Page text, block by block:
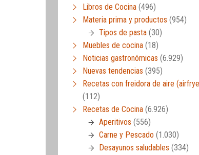
Libros de Cocina (496)
Materia prima y productos (954)
Tipos de pasta (30)
Muebles de cocina (18)
Noticias gastronómicas (6.929)
Nuevas tendencias (395)
Recetas con freidora de aire
(112)
Recetas de Cocina (6.926)
Aperitivos (556)
Carne y Pescado (1.030)
Desayunos saludables (334)